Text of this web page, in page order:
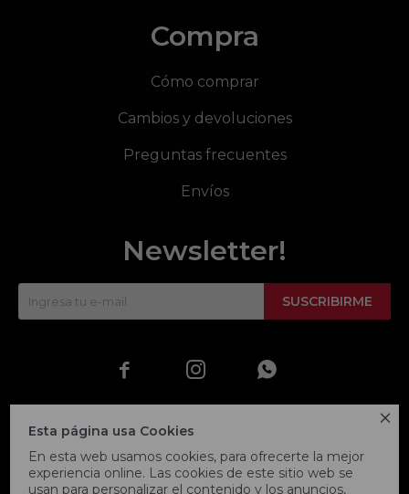

Esta página usa Cookies
En esta web usamos cookies, para ofrecerte la mejor
experiencia online. Las cookies de este sitio web se
usan para personalizar el contenido y los anuncios,
Compra
Cómo comprar
Cambios y devoluciones
Preguntas frecuentes
Envíos
Newsletter!
SUSCRIBIRME
  